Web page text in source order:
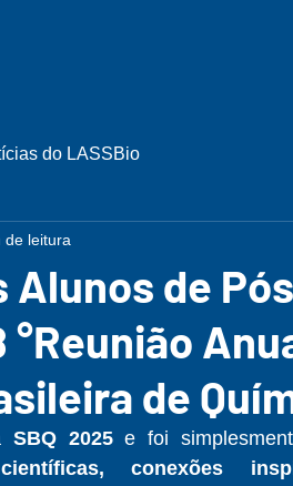
do LASSBio
Alunos de
de
de leitura
SBQ 2025 e foi
científicas, conexões